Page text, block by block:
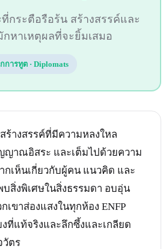
ระตือรือร้น สร้างสรรค์และ
กหาเหตุผลที่จะยิ้มเสมอ
การทูต· Diplomats
ร้างสรรค์ที่มีความหลงใหล
ญาณอิสระ และเต็มไปด้วยความ
กเห็นเกี่ยวกับผู้คน แนวคิด และ
สิ่งพิเศษในสิ่งธรรมดา อบอุ่น
ขาส่องแสงในทุกห้อง ENFP
ที่แท้จริงและลึกซึ้งและเกลียด
วัตร